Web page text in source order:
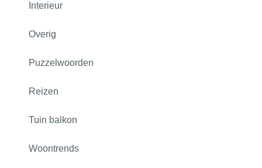
Interieur
Overig
Puzzelwoorden
Reizen
Tuin balkon
Woontrends